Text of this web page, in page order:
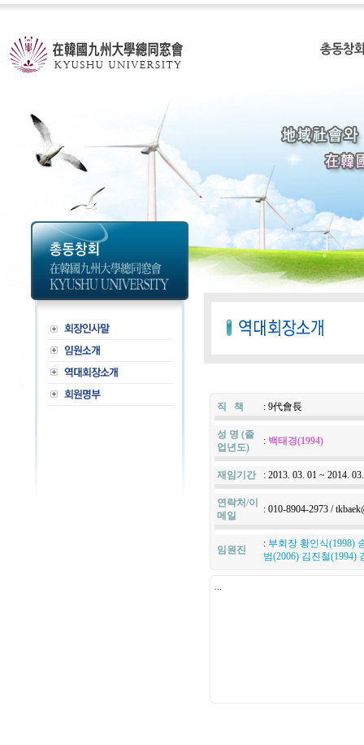
직 책 : 9代會長
성 명 (졸
업년도)
: 백태경(1994)
재임기간 : 2013. 03. 01 ~ 2014.
연락처/이
메일
: 010-8904-2973 /
임원진
: 부회장 황인식(1998)
범(2006) 김진철(1994)
...